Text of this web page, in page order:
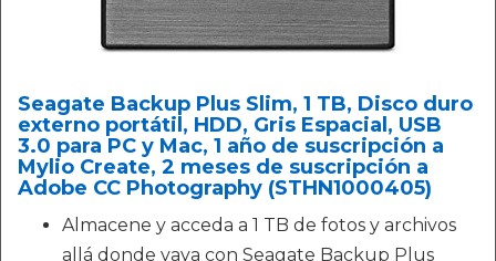
Seagate Backup Plus Slim, 1 TB, Disco duro
externo portátil, HDD, Gris Espacial, USB
3.0 para PC y Mac, 1 año de suscripción a
Mylio Create, 2 meses de suscripción a
Adobe CC Photography (STHN1000405)
Almacene y acceda a 1 TB de fotos y archivos
allá donde vaya con Seagate Backup Plus